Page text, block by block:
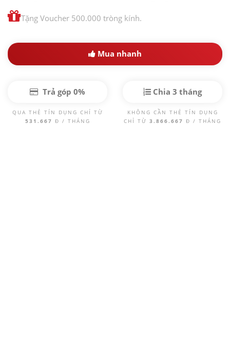
Tặng Voucher 500.000 tròng kính.
Mua nhanh
Trả góp 0%
QUA THẺ TÍN DỤNG CHỈ TỪ
531.667 Đ / THÁNG
Chia 3 tháng
KHÔNG CẦN THẺ TÍN DỤNG
CHỈ TỪ 3.866.667 Đ / THÁNG